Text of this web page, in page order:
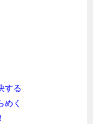
する
めく